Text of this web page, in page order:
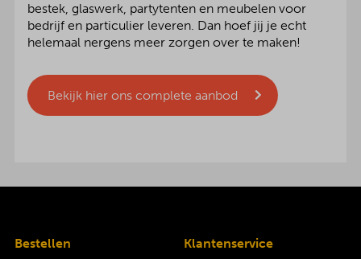
bestek, glaswerk, partytenten en meubelen voor
bedrijf en particulier leveren. Dan hoef jij je echt
helemaal nergens meer zorgen over te maken!
Bekijk hier ons complete aanbod
Bestellen
Klantenservice